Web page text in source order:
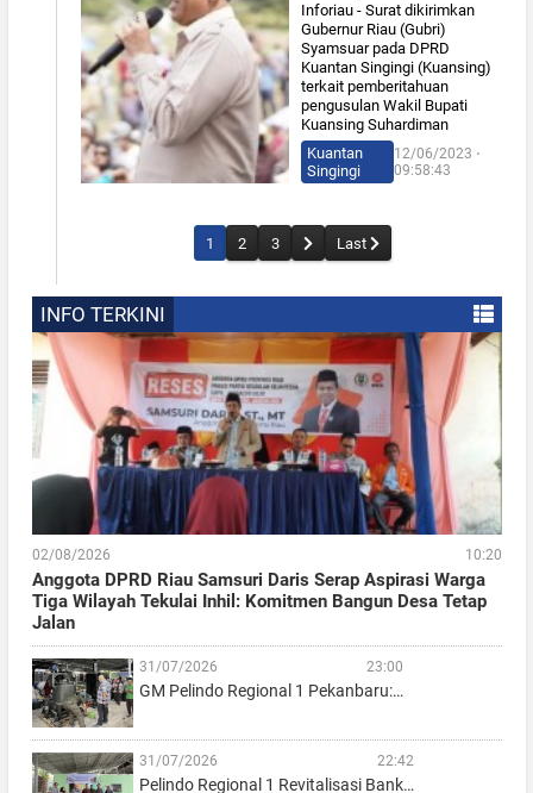
Inforiau - Surat dikirimkan
Gubernur Riau (Gubri)
Syamsuar pada DPRD
Kuantan Singingi (Kuansing)
terkait pemberitahuan
pengusulan Wakil Bupati
Kuansing Suhardiman
Kuantan
Singingi
12/06/2023 ⋅
09:58:43
1 2 3 Last
INFO TERKINI
02/08/2026 10:20
Anggota DPRD Riau Samsuri Daris Serap Aspirasi Warga
Tiga Wilayah Tekulai Inhil: Komitmen Bangun Desa Tetap
Jalan
31/07/2026 23:00
GM Pelindo Regional 1 Pekanbaru:…
31/07/2026 22:42
Pelindo Regional 1 Revitalisasi Bank…